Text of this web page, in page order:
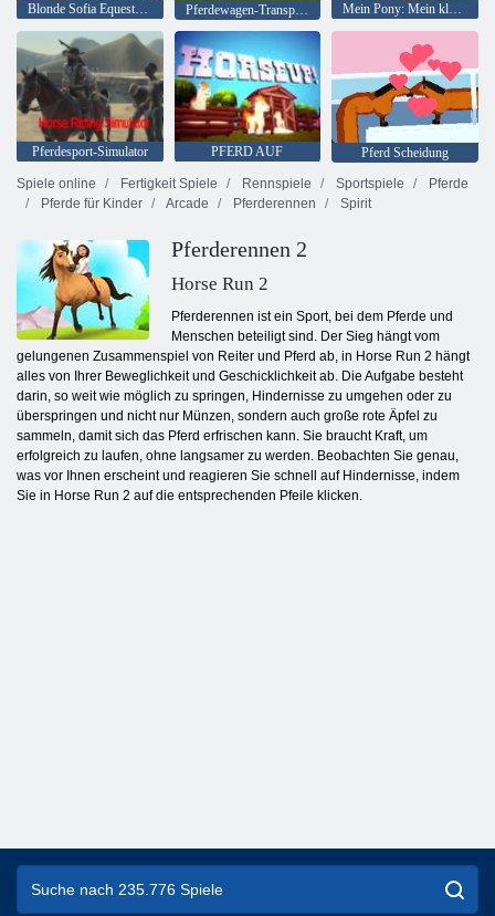
Blonde Sofia Equestrian Pferdewagen-Transport-Taxi-Spiel Mein Pony: Mein kleines Rennen
Pferdesport-Simulator PFERD AUF
Pferd Scheidung
Spiele online
Fertigkeit Spiele Rennspiele Sportspiele
Pferde
Pferde für Kinder
Arcade Pferderennen Spirit
Pferderennen 2
Horse Run 2
Pferderennen ist ein Sport, bei dem Pferde und
Menschen beteiligt sind. Der Sieg hängt vom
gelungenen Zusammenspiel von Reiter und Pferd ab, in Horse Run 2 hängt
alles von Ihrer Beweglichkeit und Geschicklichkeit ab. Die Aufgabe besteht
darin, so weit wie möglich zu springen, Hindernisse zu umgehen oder zu
überspringen und nicht nur Münzen, sondern auch große rote Äpfel zu
sammeln, damit sich das Pferd erfrischen kann. Sie braucht Kraft, um
erfolgreich zu laufen, ohne langsamer zu werden. Beobachten Sie genau,
was vor Ihnen erscheint und reagieren Sie schnell auf Hindernisse, indem
Sie in Horse Run 2 auf die entsprechenden Pfeile klicken.